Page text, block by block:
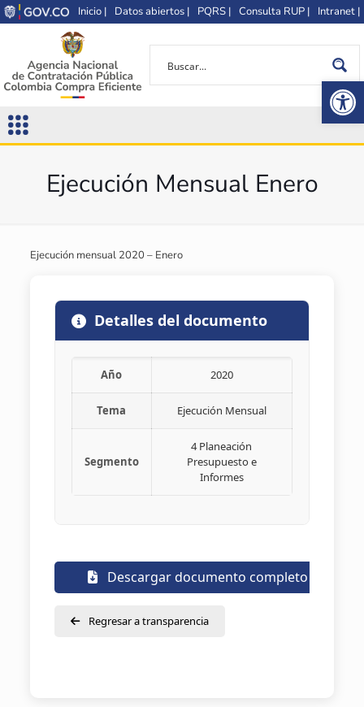
Inicio | Datos abiertos | PQRS | Consulta RUP | Intranet |
Ejecución Mensual Enero
Ejecución mensual 2020 – Enero
Detalles del documento
Año 2020
Tema Ejecución Mensual
Segmento
4 Planeación
Presupuesto e
Informes
Descargar documento completo
Regresar a transparencia